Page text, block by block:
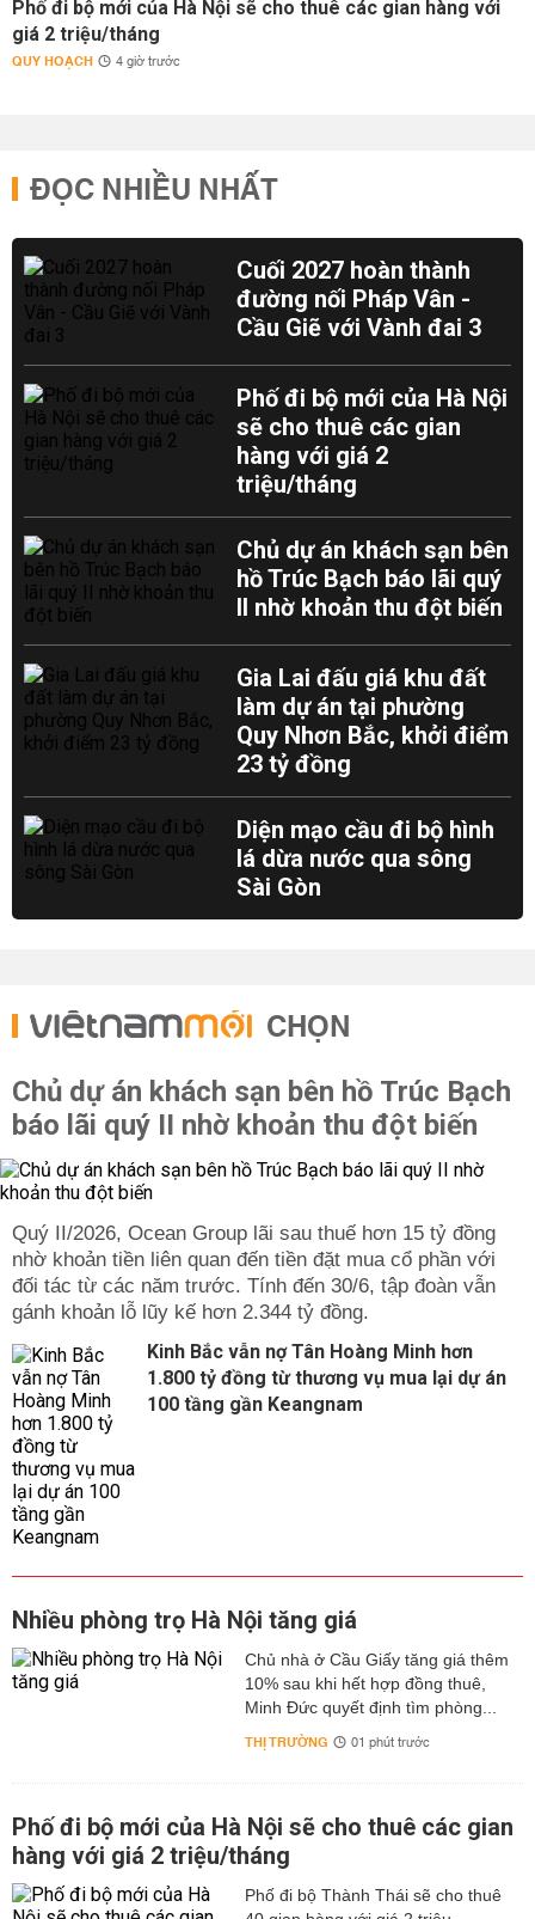
Phố đi bộ mới của Hà Nội sẽ cho thuê các gian hàng với
giá 2 triệu/tháng
QUY HOẠCH 4 giờ trước
ĐỌC NHIỀU NHẤT
Cuối 2027 hoàn thành
đường nối Pháp Vân -
Cầu Giẽ với Vành đai 3
Phố đi bộ mới của Hà Nội
sẽ cho thuê các gian
hàng với giá 2
triệu/tháng
Chủ dự án khách sạn bên
hồ Trúc Bạch báo lãi quý
II nhờ khoản thu đột biến
Gia Lai đấu giá khu đất
làm dự án tại phường
Quy Nhơn Bắc, khởi điểm
23 tỷ đồng
Diện mạo cầu đi bộ hình
lá dừa nước qua sông
Sài Gòn
CHỌN
Chủ dự án khách sạn bên hồ Trúc Bạch
báo lãi quý II nhờ khoản thu đột biến
Quý II/2026, Ocean Group lãi sau thuế hơn 15 tỷ đồng
nhờ khoản tiền liên quan đến tiền đặt mua cổ phần với
đối tác từ các năm trước. Tính đến 30/6, tập đoàn vẫn
gánh khoản lỗ lũy kế hơn 2.344 tỷ đồng.
Kinh Bắc vẫn nợ Tân Hoàng Minh hơn
1.800 tỷ đồng từ thương vụ mua lại dự án
100 tầng gần Keangnam
Nhiều phòng trọ Hà Nội tăng giá
Chủ nhà ở Cầu Giấy tăng giá thêm
10% sau khi hết hợp đồng thuê,
Minh Đức quyết định tìm phòng...
THỊ TRƯỜNG 01 phút trước
Phố đi bộ mới của Hà Nội sẽ cho thuê các gian
hàng với giá 2 triệu/tháng
Phố đi bộ Thành Thái sẽ cho thuê